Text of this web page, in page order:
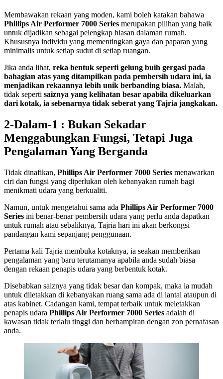
Membawakan rekaan yang moden, kami boleh katakan bahawa
Phillips Air Performer 7000 Series merupakan pilihan yang baik
untuk dijadikan sebagai pelengkap hiasan dalaman rumah.
Khususnya individu yang mementingkan gaya dan paparan yang
minimalis untuk setiap sudut di setiap ruangan.
Jika anda lihat, reka bentuk seperti gelung buih gergasi pada
bahagian atas yang ditampilkan pada pembersih udara ini, ia
menjadikan rekaannya lebih unik berbanding biasa. Malah,
tidak seperti saiznya yang kelihatan besar apabila dikeluarkan
dari kotak, ia sebenarnya tidak seberat yang Tajria jangkakan.
2-Dalam-1 : Bukan Sekadar
Menggabungkan Fungsi, Tetapi Juga
Pengalaman Yang Berganda
Tidak dinafikan, Phillips Air Performer 7000 Series menawarkan
ciri dan fungsi yang diperlukan oleh kebanyakan rumah bagi
menikmati udara yang berkualiti.
Namun, untuk mengetahui sama ada Phillips Air Performer 7000
Series ini benar-benar pembersih udara yang perlu anda dapatkan
untuk rumah atau sebaliknya, Tajria hari ini akan berkongsi
pandangan kami sepanjang penggunaan.
Pertama kali Tajria membuka kotaknya, ia seakan memberikan
pengalaman yang baru terutamanya apabila anda sudah biasa
dengan rekaan penapis udara yang berbentuk kotak.
Disebabkan saiznya yang tidak besar dan kompak, maka ia mudah
untuk diletakkan di kebanyakan ruang sama ada di lantai ataupun di
atas kabinet. Cadangan kami, tempat terbaik untuk meletakkan
penapis udara Phillips Air Performer 7000 Series adalah di
kawasan tidak terlalu tinggi dan berhampiran dengan zon pernafasan
anda.